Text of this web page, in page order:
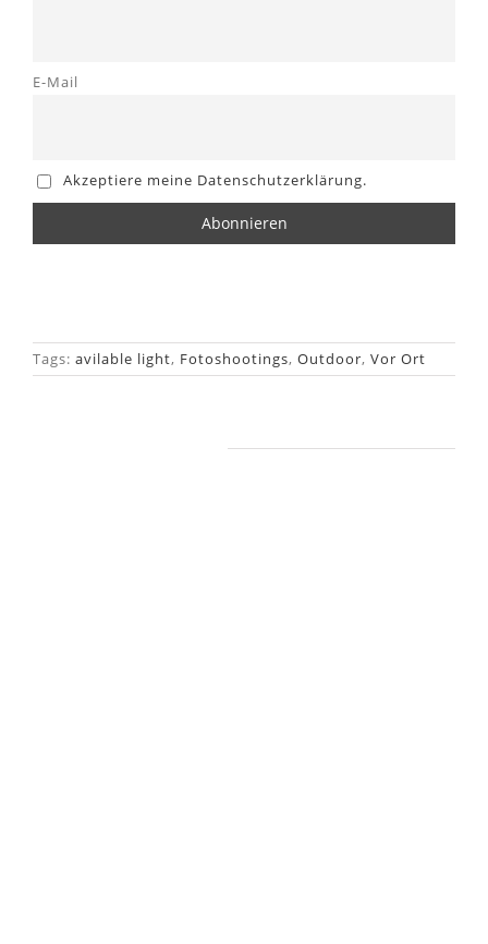
E-Mail
Akzeptiere meine Datenschutzerklärung.
Tags: avilable light, Fotoshootings, Outdoor, Vor Ort